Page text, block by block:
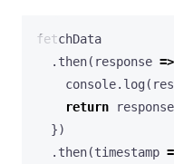
fetchData
. then( response =>
console. log (
return
response
})
. then(timestamp